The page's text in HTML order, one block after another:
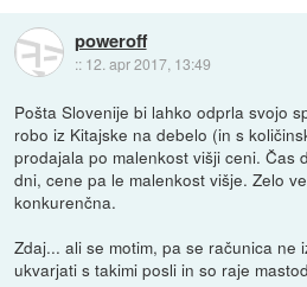
poweroff
:: 12. apr 2017, 13:49
Pošta Slovenije bi lahko odprla svojo
robo iz Kitajske na debelo (in s
prodajala po malenkost višji ceni. Čas
dni, cene pa le malenkost višje. Zelo
konkurenčna.
Zdaj... ali se motim, pa se računica ne
ukvarjati s takimi posli in so raje